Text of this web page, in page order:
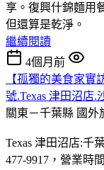
享。復興什錦麵用
但還算是乾淨。
繼續閱讀
4個月前
【孤獨的美食家實
號.Texas 津田沼店
關東－千葉縣 國外
Texas 津田沼店:千
477-9917，營業時